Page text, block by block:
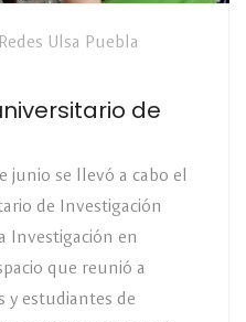
Ulsa Puebla
de
junio se llevó a cabo el
de Investigación
Investigación en
que reunió a
y estudiantes de